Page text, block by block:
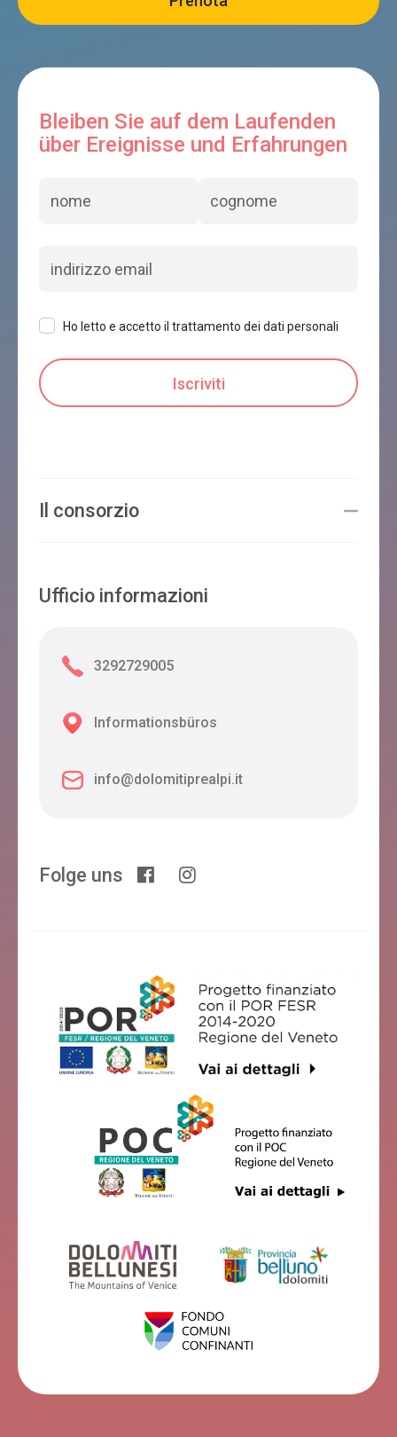
Bleiben Sie auf dem Laufenden
über Ereignisse und Erfahrungen
Ho letto e accetto il trattamento dei dati personali
Il consorzio
Ufficio informazioni
3292729005
Informationsbüros
info@dolomitiprealpi.it
Folge uns